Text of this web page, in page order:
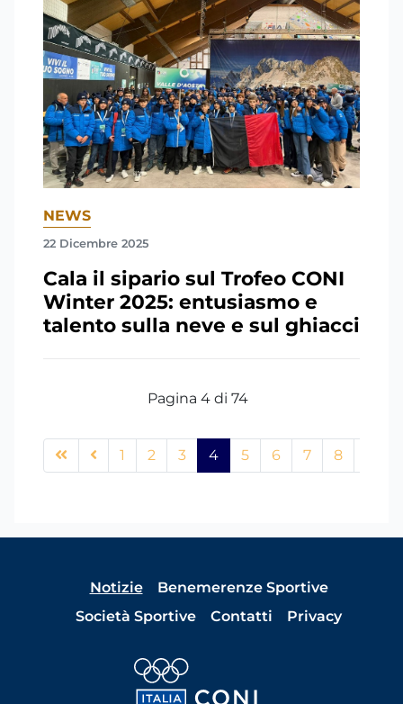
NEWS
22 Dicembre 2025
Cala il sipario sul Trofeo CONI
Winter 2025: entusiasmo e
talento sulla neve e sul ghiacci
Pagina 4 di 74
1 2 3 4 5 6 7 8
Notizie
Benemerenze Sportive
Società Sportive
Contatti Privacy